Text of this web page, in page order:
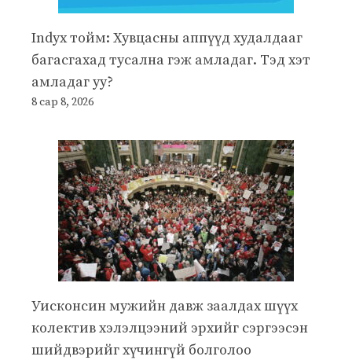
Indyx тойм: Хувцасны аппүүд худалдааг
багасгахад тусална гэж амладаг. Тэд хэт
амладаг уу?
8 сар 8, 2026
Уисконсин мужийн давж заалдах шүүх
колектив хэлэлцээний эрхийг сэргээсэн
шийдвэрийг хүчингүй болголоо